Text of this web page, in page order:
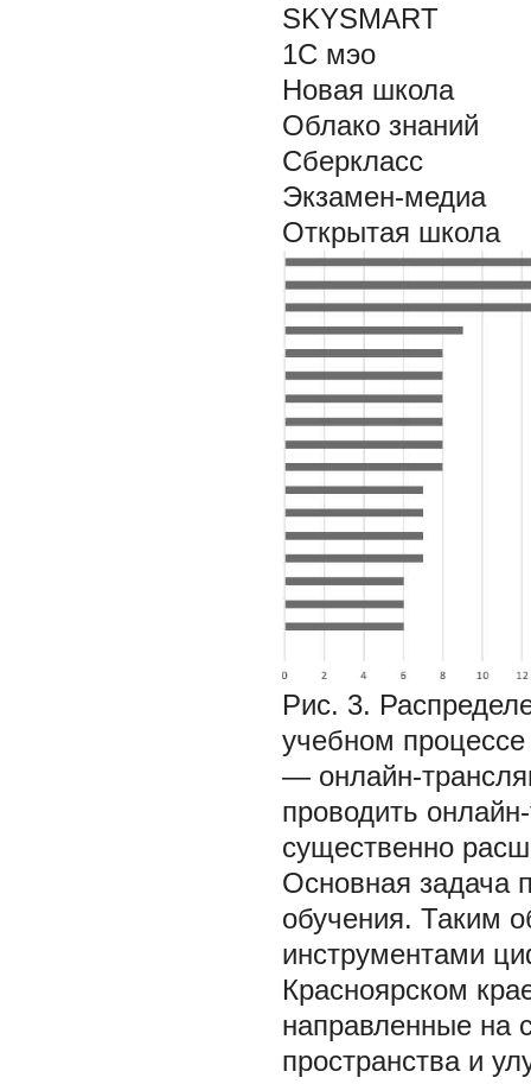
SKYSMART
1С мэо
Новая школа
Облако знаний
Сберкласс
Экзамен-медиа
Открытая школа
Рис. 3.
учебном процессе
— онлайн-
проводить
существенно
Основная задача
обучения. Таким
инструментами
Красноярском
направленные на
пространства и